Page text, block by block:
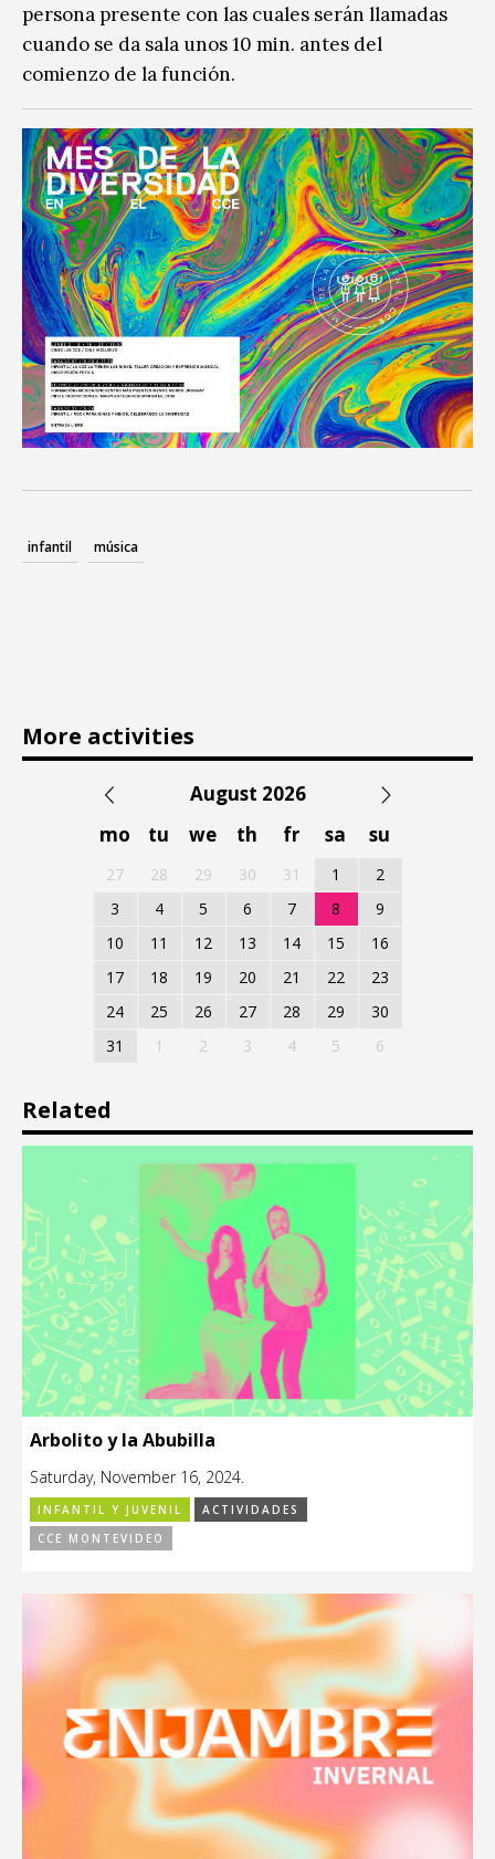
persona presente con las cuales serán llamadas
cuando se da sala unos 10 min. antes del
comienzo de la función.
infantil música
More activities
August 2026
mo
tu we th fr sa su
27 28 29 30 31 1
2
3
4 5 6 7 8
9
10
11 12 13 14 15
16
17
18 19 20 21 22
23
24
25 26 27 28 29
30
31
1 2 3 4 5 6
Related
Arbolito y la Abubilla
Saturday, November 16, 2024.
INFANTIL Y JUVENIL
ACTIVIDADES
CCE MONTEVIDEO